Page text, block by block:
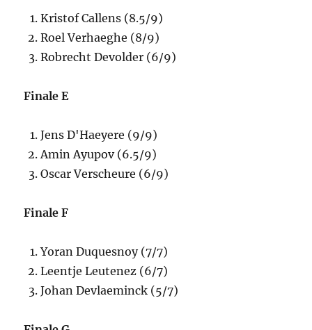
Kristof Callens (8.5/9)
Roel Verhaeghe (8/9)
Robrecht Devolder (6/9)
Finale E
Jens D'Haeyere (9/9)
Amin Ayupov (6.5/9)
Oscar Verscheure (6/9)
Finale F
Yoran Duquesnoy (7/7)
Leentje Leutenez (6/7)
Johan Devlaeminck (5/7)